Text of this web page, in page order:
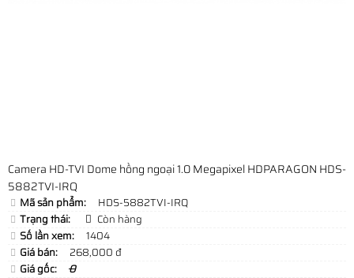
Camera HD-TVI Dome hồng ngoại 1.0 Megapixel HDPARAGON HDS-
5882TVI-IRQ
Mã sản phẩm:
HDS-5882TVI-IRQ
Trạng thái:
Còn hàng
Số lần xem:
1404
Giá bán:
268,000 đ
Giá gốc:
0